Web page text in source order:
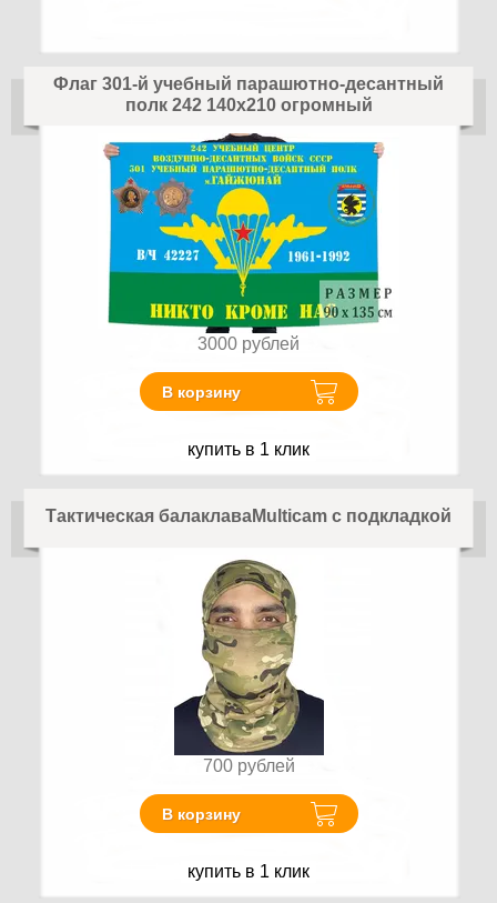
Флаг 301-й учебный парашютно-десантный
полк 242 140х210 огромный
3000 рублей
В корзину
купить в 1 клик
Тактическая балаклаваMulticam с подкладкой
700 рублей
В корзину
купить в 1 клик